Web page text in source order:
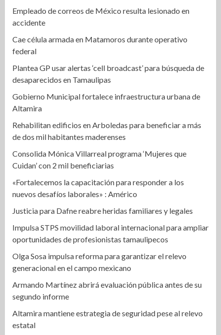
Empleado de correos de México resulta lesionado en
accidente
Cae célula armada en Matamoros durante operativo
federal
Plantea GP usar alertas ‘cell broadcast’ para búsqueda de
desaparecidos en Tamaulipas
Gobierno Municipal fortalece infraestructura urbana de
Altamira
Rehabilitan edificios en Arboledas para beneficiar a más
de dos mil habitantes maderenses
Consolida Mónica Villarreal programa ‘Mujeres que
Cuidan’ con 2 mil beneficiarias
«Fortalecemos la capacitación para responder a los
nuevos desafíos laborales» : Américo
Justicia para Dafne reabre heridas familiares y legales
Impulsa STPS movilidad laboral internacional para ampliar
oportunidades de profesionistas tamaulipecos
Olga Sosa impulsa reforma para garantizar el relevo
generacional en el campo mexicano
Armando Martínez abrirá evaluación pública antes de su
segundo informe
Altamira mantiene estrategia de seguridad pese al relevo
estatal